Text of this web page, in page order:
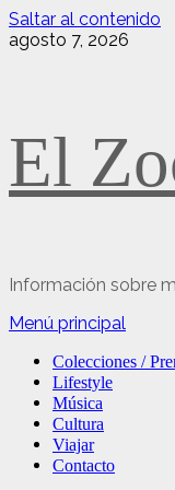
Saltar al contenido
agosto 7, 2026
El
Información sobre
Menú principal
Colecciones /
Lifestyle
Música
Cultura
Viajar
Contacto